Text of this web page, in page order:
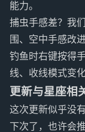
能力。
捕虫手感差？我
围、空中手感改
钓鱼时右键按得
线、收线模式变
更新与星座相
这次更新似乎没
下次了，也许会